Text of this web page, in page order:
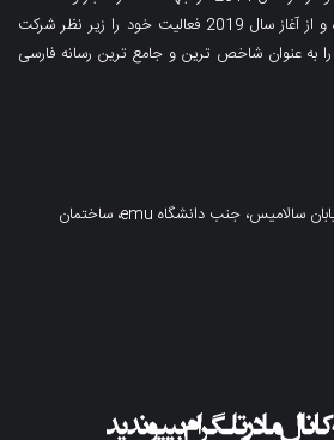
در حوزه های مختلف آغاز کرده و از آغاز سال 2019 فعالیت خود را زیر نظر شرکت
به عنوان شاخص ترین و جامع ترین رسانه فارسی
قبرس شمالی، فاماگوستا، خیابان سالامیس، جنب دانشگاه emu، ساختمان